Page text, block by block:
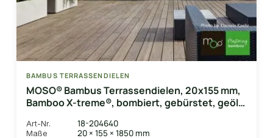
BAMBUS TERRASSENDIELEN
MOSO® Bambus Terrassendielen, 20x155 mm,
Bamboo X-treme®, bombiert, gebürstet, geölt
Art-Nr. 18-204640
Maße 20 × 155 × 1850 mm